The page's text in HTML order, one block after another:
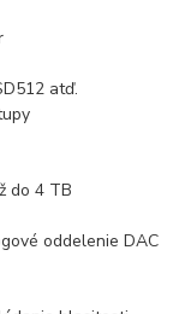
atď.
do 4 TB
oddelenie DAC